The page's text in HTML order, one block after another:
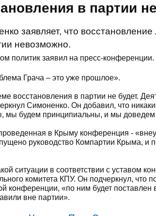
в партии
заявляет, что
невозможно.
политик заявил на пресс-конференции.
Грача – это уже прошлое».
восстановления в партии не будет.
Симоненко. Он добавил, что
мы будем принципиальны, и мы доведем
в Крыму конференция -
руководство Компартии Крыма, и
ситуации в соответствии с уставом
комитета КПУ. Он подчеркнул, что
конференции, «по ним будет поставлен
вне партии».